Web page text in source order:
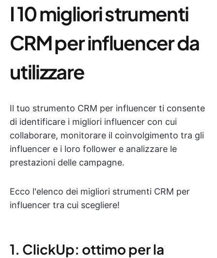
I 10 migliori strumenti
CRM per influencer da
utilizzare
Il tuo strumento CRM per influencer ti consente
di identificare i migliori influencer con cui
collaborare, monitorare il coinvolgimento tra gli
influencer e i loro follower e analizzare le
prestazioni delle campagne.
Ecco l'elenco dei migliori strumenti CRM per
influencer tra cui scegliere!
1. ClickUp: ottimo per la